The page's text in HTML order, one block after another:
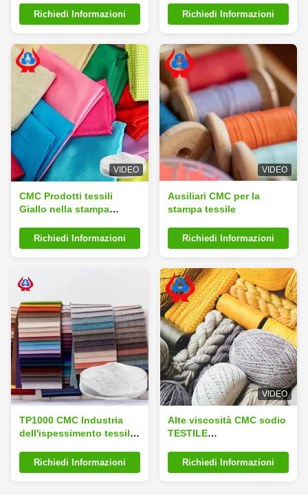
Richiedi Informazioni
sodio
Richiedi Informazioni
VIDEO
CMC Prodotti tessili
Giallo nella stampa
0,001% Cas n. 9004-32-4
Richiedi Informazioni
VIDEO
Ausiliari CMC per la
stampa tessile
Richiedi Informazioni
TP1000 CMC Industria
dell'ispessimento tessile
tintura tessile
Richiedi Informazioni
VIDEO
Alte viscosità CMC sodio
TESTILE
sodioRichiedi Informazioni